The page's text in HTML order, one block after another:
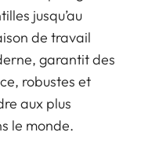
jusqu’au
de travail
garantit des
robustes et
aux plus
le monde.